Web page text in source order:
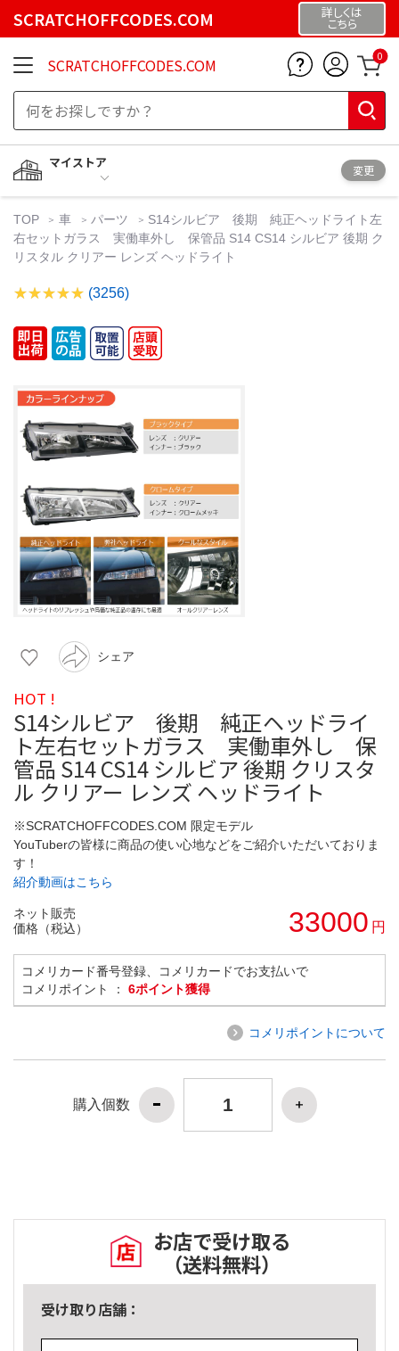
SCRATCHOFFCODES.COM 詳しくは
こちら
SCRATCHOFFCODES.COM 0
マイストア
変更
TOP 車 パーツ
S14シルビア 後期 純正ヘッドライト左
右セットガラス 実働車外し 保管品 S14 CS14 シルビア 後期 ク
リスタル クリアー レンズ ヘッドライト
(3256)
シェア
HOT !
S14シルビア 後期 純正ヘッドライ
ト左右セットガラス 実働車外し 保
管品 S14 CS14 シルビア 後期 クリスタ
ル クリアー レンズ ヘッドライト
※SCRATCHOFFCODES.COM 限定モデル
YouTuberの皆様に商品の使い心地などをご紹介いただいておりま
す！
紹介動画はこちら
ネット販売
価格（税込）
33000 円
コメリカード番号登録、コメリカードでお支払いで
コメリポイント ： 6ポイント獲得
コメリポイントについて
購入個数
お店で受け取る
（送料無料）
受け取り店舗：